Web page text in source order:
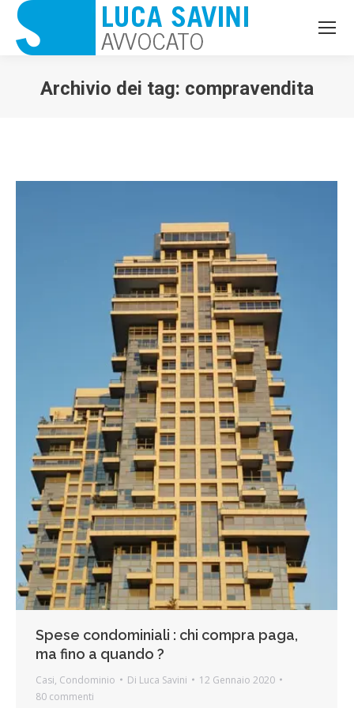
Archivio dei tag: compravendita
Spese condominiali : chi compra paga,
ma fino a quando ?
Casi, Condominio Di Luca Savini
12 Gennaio 2020
80 commenti